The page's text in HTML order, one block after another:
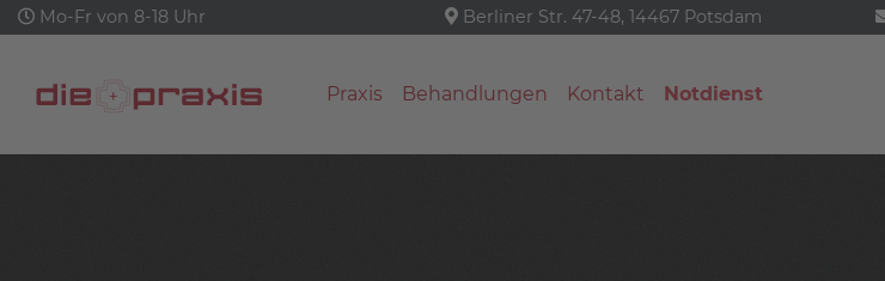
Mo-Fr von 8-18 Uhr Berliner Str. 47-48, 14467 Potsdam
Praxis Behandlungen Kontakt Notdienst